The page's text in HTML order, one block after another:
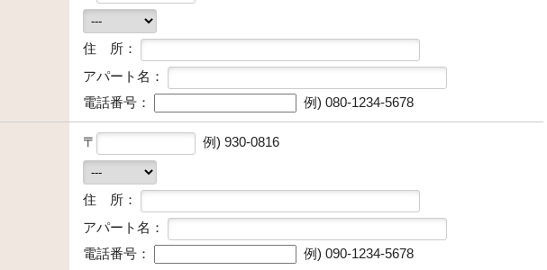
住 所：
アパート名：
電話番号：
例) 080-1234-5678
〒 例) 930-0816
住 所：
アパート名：
電話番号：
例) 090-1234-5678